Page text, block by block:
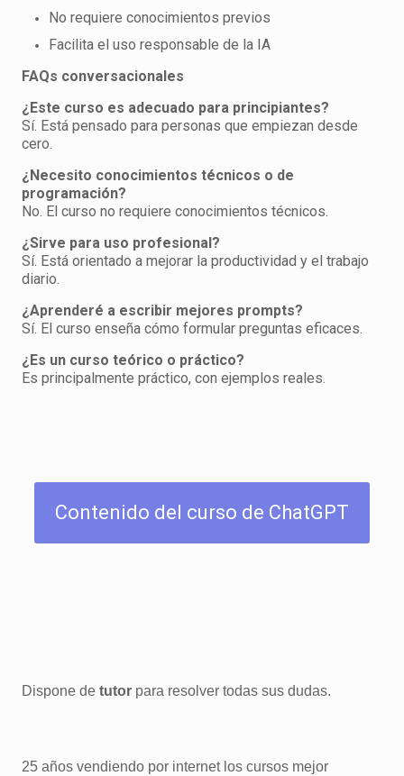
No requiere conocimientos previos
Facilita el uso responsable de la IA
FAQs conversacionales
¿Este curso es adecuado para principiantes?
Sí. Está pensado para personas que empiezan desde
cero.
¿Necesito conocimientos técnicos o de
programación?
No. El curso no requiere conocimientos técnicos.
¿Sirve para uso profesional?
Sí. Está orientado a mejorar la productividad y el trabajo
diario.
¿Aprenderé a escribir mejores prompts?
Sí. El curso enseña cómo formular preguntas eficaces.
¿Es un curso teórico o práctico?
Es principalmente práctico, con ejemplos reales.
Contenido del curso de ChatGPT
Dispone detutor para resolver todas sus dudas.
25 años vendiendo por internet los cursos mejor